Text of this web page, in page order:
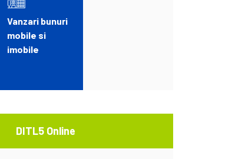
Vanzari bunuri
mobile si
imobile
DITL5 Online